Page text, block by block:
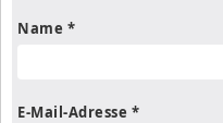
Name *
E-Mail-Adresse *